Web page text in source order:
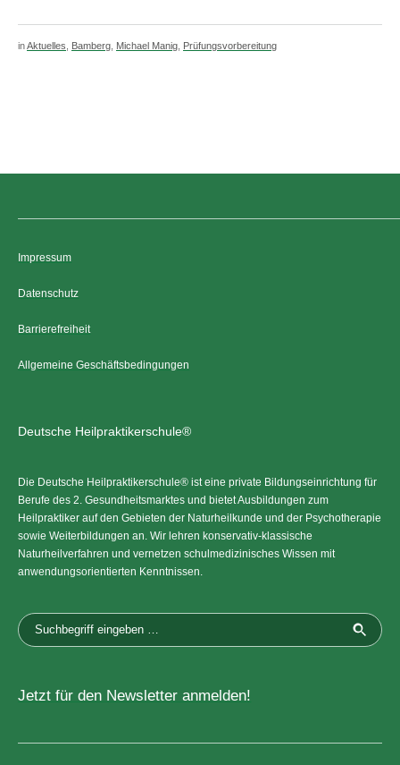
inAktuelles Bamberg Michael Manig Prüfungsvorbereitung
Impressum
Datenschutz
Barrierefreiheit
Allgemeine Geschäftsbedingungen
Deutsche Heilpraktikerschule®
Die Deutsche Heilpraktikerschule® ist eine private Bildungseinrichtung für
Berufe des 2. Gesundheitsmarktes und bietet Ausbildungen zum
Heilpraktiker auf den Gebieten der Naturheilkunde und der Psychotherapie
sowie Weiterbildungen an. Wir lehren konservativ-klassische
Naturheilverfahren und vernetzen schulmedizinisches Wissen mit
anwendungsorientierten Kenntnissen.
Jetzt für den Newsletter anmelden!